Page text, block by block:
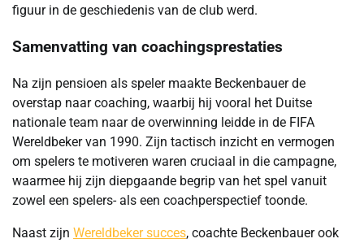
figuur in de geschiedenis van de club werd.
Samenvatting van coachingsprestaties
Na zijn pensioen als speler maakte Beckenbauer de
overstap naar coaching, waarbij hij vooral het Duitse
nationale team naar de overwinning leidde in de FIFA
Wereldbeker van 1990. Zijn tactisch inzicht en vermogen
om spelers te motiveren waren cruciaal in die campagne,
waarmee hij zijn diepgaande begrip van het spel vanuit
zowel een spelers- als een coachperspectief toonde.
Naast zijn Wereldbeker succes, coachte Beckenbauer ook